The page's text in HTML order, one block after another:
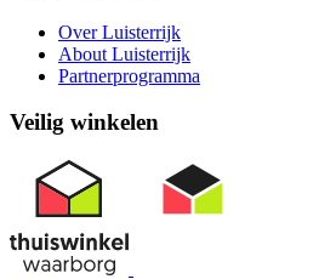
Over Luisterrijk
About Luisterrijk
Partnerprogramma
Veilig winkelen